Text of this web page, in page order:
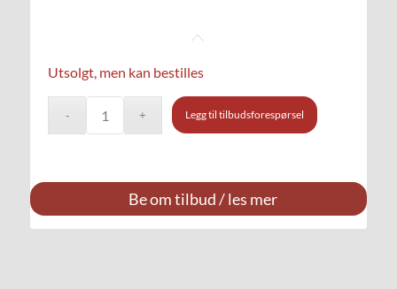
Utsolgt, men kan bestilles
Legg til tilbudsforespørsel
Be om tilbud / les mer